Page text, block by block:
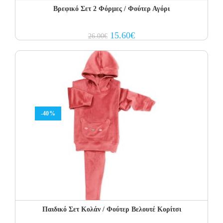
Βρεφικό Σετ 2 Φόρμες / Φούτερ Αγόρι
26.00€ Original
price
26.00€.
15.60€Current
price
-40%
Παιδικό Σετ Κολάν / Φούτερ Βελουτέ Κορίτσι